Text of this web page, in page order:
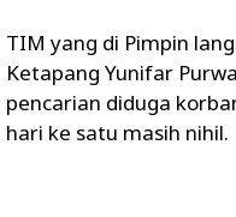
TIM yang di Pimpin
Ketapang Yunifar
pencarian diduga
hari ke satu masih nihil.